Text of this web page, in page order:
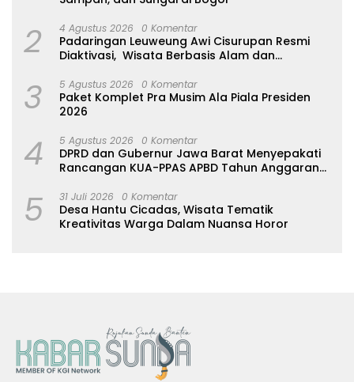
2 4 Agustus 2026 0 Komentar
Padaringan Leuweung Awi Cisurupan Resmi
Diaktivasi, Wisata Berbasis Alam dan
3 5 Agustus 2026 0 Komentar
Paket Komplet Pra Musim Ala Piala Presiden
2026
4 5 Agustus 2026 0 Komentar
DPRD dan Gubernur Jawa Barat Menyepakati
Rancangan KUA-PPAS APBD Tahun Anggaran
5 31 Juli 2026 0 Komentar
Desa Hantu Cicadas, Wisata Tematik
Kreativitas Warga Dalam Nuansa Horor